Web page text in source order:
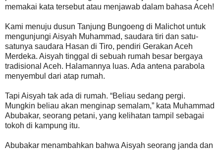
memakai kata tersebut atau menjawab dalam bahasa Aceh!
Kami menuju dusun Tanjung Bungoeng di Malichot untuk
mengunjungi Aisyah Muhammad, saudara tiri dan satu-
satunya saudara Hasan di Tiro, pendiri Gerakan Aceh
Merdeka. Aisyah tinggal di sebuah rumah besar bergaya
tradisional Aceh. Halamannya luas. Ada antena parabola
menyembul dari atap rumah.
Tapi Aisyah tak ada di rumah. “Beliau sedang pergi.
Mungkin beliau akan menginap semalam,” kata Muhammad
Abubakar, seorang petani, yang kelihatan tampil sebagai
tokoh di kampung itu.
Abubakar menambahkan bahwa Aisyah seorang janda dan